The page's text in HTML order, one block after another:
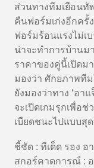
ส่วนทางทีมเยือนทั
คืนฟอร์มเก่งอีกครั้
ฟอร์มร้อนแรงไม่เ
น่าจะทำการบ้านม
ราคาของคู่นี้เปิดม
มองว่า ศักยภาพที
ยังมองว่าทาง ‘อา
จะเปิดเกมรุกเพื่อช่
เบียดชนะไปแบบสุ
ชี้ชัด : ทีเด็ด รอง อ
สกอร์คาดการณ์ : อ